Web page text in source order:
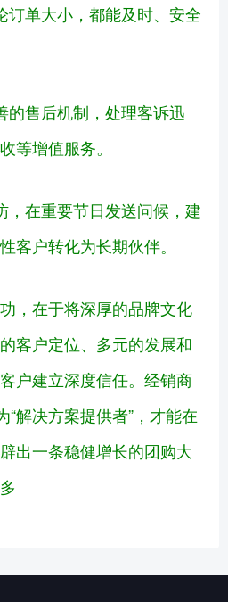
订单大小，都能及时、安全
的售后机制，处理客诉迅
等增值服务。
，在重要节日发送问候，建
客户转化为长期伙伴。
，在于将深厚的品牌文化
客户定位、多元的发展和
户建立深度信任。经销商
“解决方案提供者”，才能在
出一条稳健增长的团购大